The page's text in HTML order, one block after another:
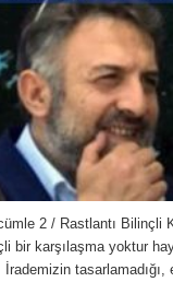
2 / Rastlantı Bilinçli
bir karşılaşma yoktur
tasarlamadığı,